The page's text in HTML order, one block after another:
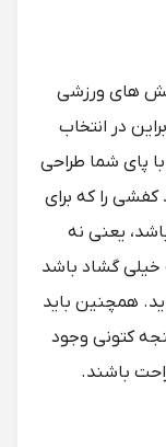
های ورزشی
در انتخاب
پای شما طراحی
را که برای
یعنی نه
خیلی گشاد باشد
همچنین باید
کتونی وجود
باشند.